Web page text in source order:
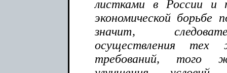
листками в России и
экономической борьбе
значит,
осуществления тех
требований, того